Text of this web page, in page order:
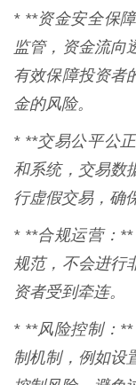
* **资金安全保
监管，资金流向
有效保障投资者
金的风险。
* **交易公平公
和系统，交易数
行虚假交易，确
* **合规运营：
规范，不会进行
资者受到牵连。
* **风险控制：
制机制，例如设